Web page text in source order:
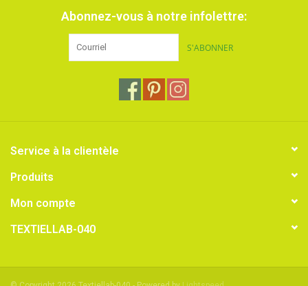
Abonnez-vous à notre infolettre:
S'ABONNER
Service à la clientèle
Produits
Mon compte
TEXTIELLAB-040